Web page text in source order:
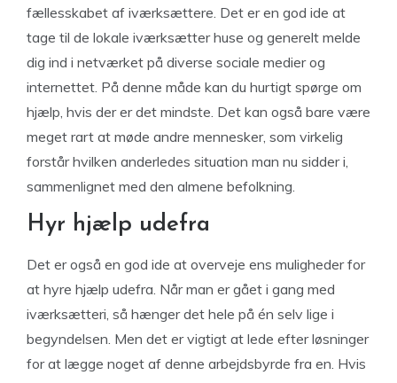
fællesskabet af iværksættere. Det er en god ide at
tage til de lokale iværksætter huse og generelt melde
dig ind i netværket på diverse sociale medier og
internettet. På denne måde kan du hurtigt spørge om
hjælp, hvis der er det mindste. Det kan også bare være
meget rart at møde andre mennesker, som virkelig
forstår hvilken anderledes situation man nu sidder i,
sammenlignet med den almene befolkning.
Hyr hjælp udefra
Det er også en god ide at overveje ens muligheder for
at hyre hjælp udefra. Når man er gået i gang med
iværksætteri, så hænger det hele på én selv lige i
begyndelsen. Men det er vigtigt at lede efter løsninger
for at lægge noget af denne arbejdsbyrde fra en. Hvis